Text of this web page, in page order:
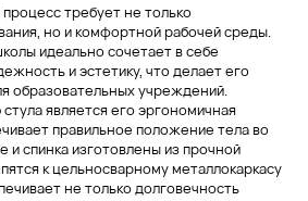
требует не только
но и комфортной рабочей среды.
идеально сочетает в себе
и эстетику, что делает его
образовательных учреждений.
является его эргономичная
правильное положение тела во
и спинка изготовлены из прочной
к цельносварному металлокаркасу
не только долговечность